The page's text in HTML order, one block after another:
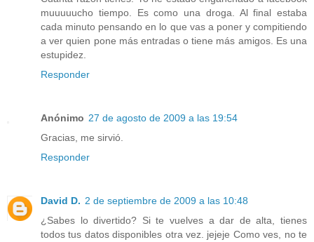
muuuuucho tiempo. Es como una droga. Al final estaba
cada minuto pensando en lo que vas a poner y compitiendo
a ver quien pone más entradas o tiene más amigos. Es una
estupidez.
Responder
Anónimo 27 de agosto de 2009 a las 19:54
Gracias, me sirvió.
Responder
David D. 2 de septiembre de 2009 a las 10:48
¿Sabes lo divertido? Si te vuelves a dar de alta, tienes
todos tus datos disponibles otra vez. jejeje Como ves, no te